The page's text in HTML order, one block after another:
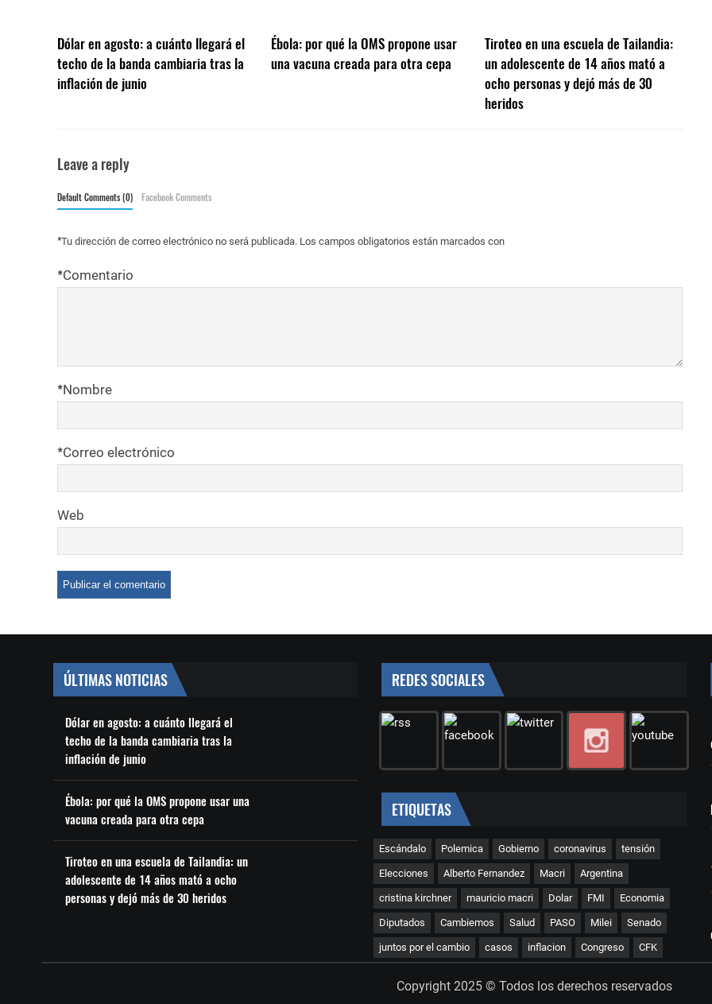
Dólar en agosto: a cuánto llegará el
techo de la banda cambiaria tras la
inflación de junio
Ébola: por qué la OMS propone usar
una vacuna creada para otra cepa
Tiroteo en una escuela de Tailandia:
un adolescente de 14 años mató a
ocho personas y dejó más de 30
heridos
Leave a reply
Default Comments (0) Facebook Comments
Tu dirección de correo electrónico no será publicada. Los campos obligatorios están marcados con
*
Comentario
*
Nombre
*
Correo electrónico
*
Web
ÚLTIMAS NOTICIAS
Dólar en agosto: a cuánto llegará el
techo de la banda cambiaria tras la
inflación de junio
Ébola: por qué la OMS propone usar una
vacuna creada para otra cepa
Tiroteo en una escuela de Tailandia: un
adolescente de 14 años mató a ocho
personas y dejó más de 30 heridos
REDES SOCIALES
ETIQUETAS
Escándalo Polemica Gobierno coronavirus tensión
Elecciones Alberto Fernandez Macri Argentina
cristina kirchner mauricio macri Dolar FMI Economia
Diputados Cambiemos Salud PASO Milei Senado
juntos por el cambio casos inflacion Congreso CFK
Copyright 2025 © Todos los derechos reservados